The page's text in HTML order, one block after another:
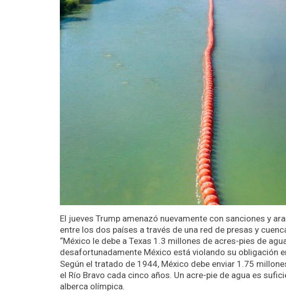
El jueves Trump amenazó nuevamente con sanciones y
entre los dos países a través de una red de presas y
“México le debe a Texas 1.3 millones de acres-pies de
desafortunadamente México está violando su obligación
Según el tratado de 1944, México debe enviar 1.75
el Río Bravo cada cinco años. Un acre-pie de agua es
alberca olímpica.